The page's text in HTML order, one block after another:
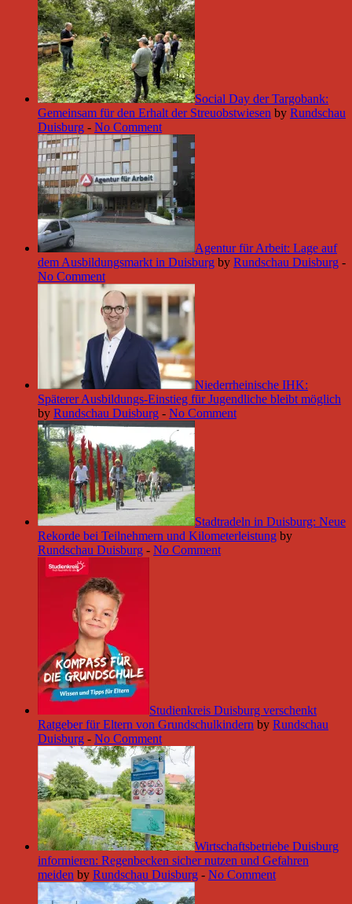
Social Day der Targobank:
Gemeinsam für den Erhalt der Streuobstwiesen by Rundschau
Duisburg - No Comment
Agentur für Arbeit: Lage auf
dem Ausbildungsmarkt in Duisburg by Rundschau Duisburg -
No Comment
Niederrheinische IHK:
Späterer Ausbildungs-Einstieg für Jugendliche bleibt möglich
by Rundschau Duisburg - No Comment
Stadtradeln in Duisburg: Neue
Rekorde bei Teilnehmern und Kilometerleistung by
Rundschau Duisburg - No Comment
Studienkreis Duisburg verschenkt
Ratgeber für Eltern von Grundschulkindern by Rundschau
Duisburg - No Comment
Wirtschaftsbetriebe Duisburg
informieren: Regenbecken sicher nutzen und Gefahren
meiden by Rundschau Duisburg - No Comment